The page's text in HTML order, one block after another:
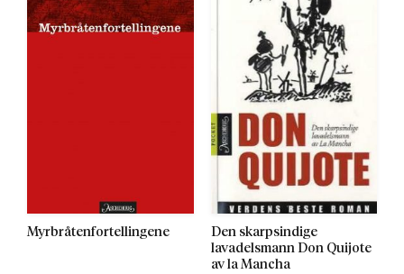
Myrbråtenfortellingene
Den skarpsindige
lavadelsmann Don Quijote
av la Mancha